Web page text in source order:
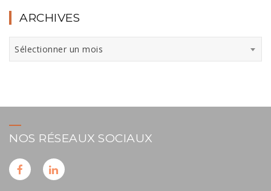
ARCHIVES
Sélectionner un mois
NOS RÉSEAUX SOCIAUX